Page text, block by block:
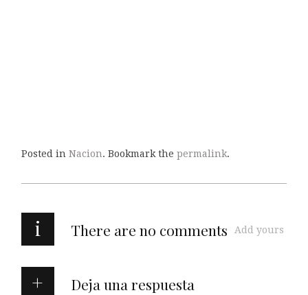
Posted in Nacion. Bookmark the permalink.
i There are no comments Add yours
Deja una respuesta